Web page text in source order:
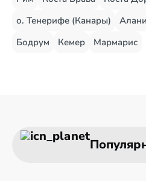
о. Тенерифе (Канары)
Бодрум
Кемер Мармарис